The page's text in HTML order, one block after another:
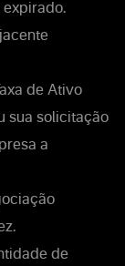
de Ativo
sua solicitação
a
de